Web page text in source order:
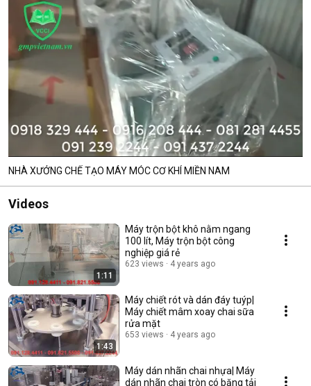
NHÀ XƯỞNG CHẾ TẠO MÁY MÓC CƠ KHÍ MIỀN NAM
Videos
1:11
Máy trộn bột khô nằm ngang
100 lít, Máy trộn bột công
nghiệp giá rẻ
623 views 4 years ago
1:43
Máy chiết rót và dán đáy tuýp|
Máy chiết mâm xoay chai sữa
rửa mặt
653 views 4 years ago
Máy dán nhãn chai nhựa| Máy
dán nhãn chai tròn có băng tải